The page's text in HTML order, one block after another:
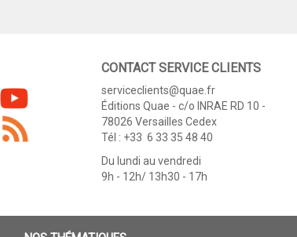
CONTACT SERVICE CLIENTS
serviceclients@quae.fr
Éditions Quae - c/o INRAE RD 10 -
78026 Versailles Cedex
Tél : +33 6 33 35 48 40
Du lundi au vendredi
9h - 12h/ 13h30 - 17h